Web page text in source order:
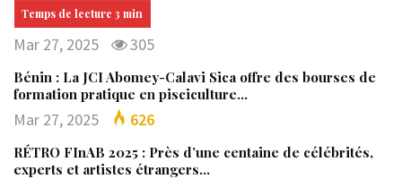
Mar 27, 2025 305
Bénin : La JCI Abomey-Calavi Sica offre des bourses de
formation pratique en pisciculture…
Mar 27, 2025 626
RÉTRO FInAB 2025 : Près d’une centaine de célébrités,
experts et artistes étrangers…